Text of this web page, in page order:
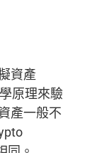
資產
原理來驗
產一般不